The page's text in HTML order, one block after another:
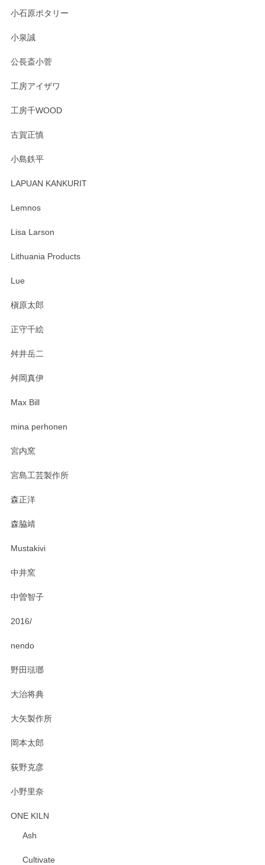
す。 素敵な湯呑みでとても気に入りました。 発送も早く、
たm(_)m
います。無事に届いたようで安心いたしまし
おかけしました。 ありがとうございます。
小石原ポタリー
小泉誠
公長斎小菅
工房アイザワ
工房千WOOD
古賀正慎
小島鉄平
LAPUAN KANKURIT
Lemnos
Lisa Larson
Lithuania Products
Lue
槇原太郎
正守千絵
舛井岳二
舛岡真伊
Max Bill
mina perhonen
宮内窯
宮島工芸製作所
森正洋
森脇靖
Mustakivi
中井窯
中曽智子
2016/
nendo
野田琺瑯
大治将典
大矢製作所
岡本太郎
荻野克彦
小野里奈
ONE KILN
Ash
Cultivate